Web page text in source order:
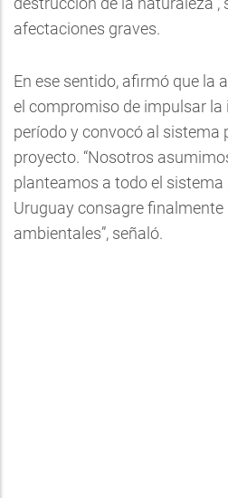
afectaciones graves.
En ese sentido, afirmó que la
el compromiso de impulsar
período y convocó al sistema
proyecto. “Nosotros
planteamos a todo el
Uruguay consagre finalmente
ambientales”, señaló.